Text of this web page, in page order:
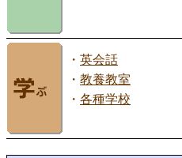
・ 英会話
・ 教養教室
・ 各種学校